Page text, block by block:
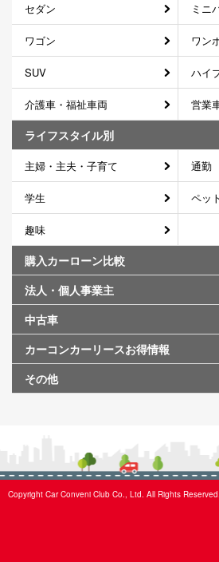
セダン ミニ
ワゴン ワン
SUV ハイ
介護車・福祉車両 営業
ライフスタイル別
主婦・主夫・子育て 通勤
学生 ペット
趣味
購入カーローン比較
法人・個人事業主
中古車
カーコンカーリースお得情報
その他
Copyright Car Conveni Club Co., Ltd. All Rights Reserved.